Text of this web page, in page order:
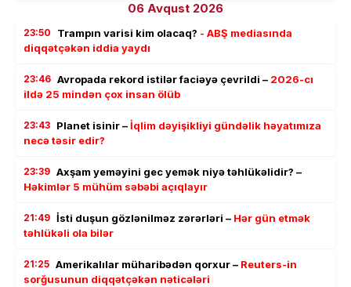
06 Avqust 2026
23:50 Trampın varisi kim olacaq? - ABŞ mediasında
diqqətçəkən iddia yaydı
23:46 Avropada rekord istilər faciəyə çevrildi – 2026-cı
ildə 25 mindən çox insan ölüb
23:43 Planet isinir –İqlim dəyişikliyi gündəlik həyatımıza
necə təsir edir?
23:39 Axşam yeməyini gec yemək niyə təhlükəlidir? –
Həkimlər 5 mühüm səbəbi açıqlayır
21:49 İsti duşun gözlənilməz zərərləri – Hər gün etmək
təhlükəli ola bilər
21:25 Amerikalılar müharibədən qorxur – Reuters-in
sorğusunun diqqətçəkən nəticələri